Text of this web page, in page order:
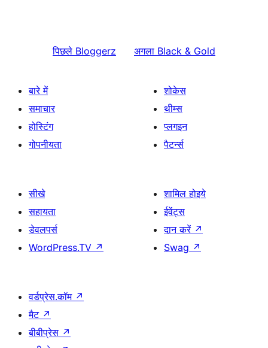
पिछले Bloggerz अगला Black & Gold
बारे में
समाचार
होस्टिंग
गोपनीयता
शोकेस
थीम्स
प्लगइन
पैटर्न्स
सीखे
सहायता
डेवलपर्स
WordPress.TV ↗
शामिल होइये
ईवेंट्स
दान करें ↗
Swag ↗
वर्डप्रेस.कॉम ↗
मैट ↗
बीबीप्रेस ↗